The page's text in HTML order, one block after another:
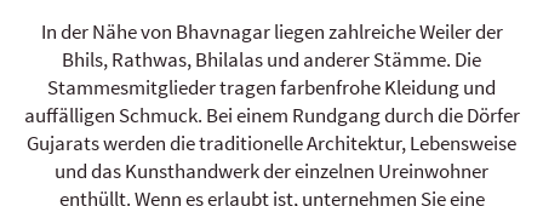
In der Nähe von Bhavnagar liegen zahlreiche Weiler der
Bhils, Rathwas, Bhilalas und anderer Stämme. Die
Stammesmitglieder tragen farbenfrohe Kleidung und
auffälligen Schmuck. Bei einem Rundgang durch die Dörfer
Gujarats werden die traditionelle Architektur, Lebensweise
und das Kunsthandwerk der einzelnen Ureinwohner
enthüllt. Wenn es erlaubt ist, unternehmen Sie eine